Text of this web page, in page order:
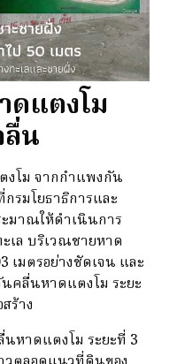
ดแตงโม
น
งโม จากกำแพงกัน
รมโยธาธิการและ
ะมาณให้ดำเนินการ
เล บริเวณชายหาด
เมตรอย่างชัดเจน และ
คลื่นหาดแตงโม ระยะ
ร้าง
หาดแตงโม ระยะที่ 3